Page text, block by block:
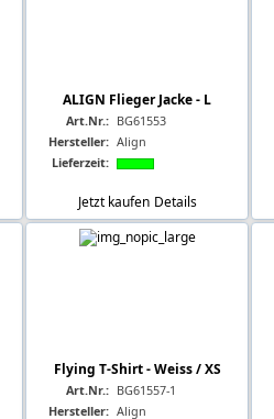
ALIGN Flieger Jacke - L
Art.Nr.: BG61553
Hersteller: Align
Lieferzeit:
Jetzt kaufen Details
Flying T-Shirt - Weiss / XS
Art.Nr.: BG61557-1
Hersteller: Align